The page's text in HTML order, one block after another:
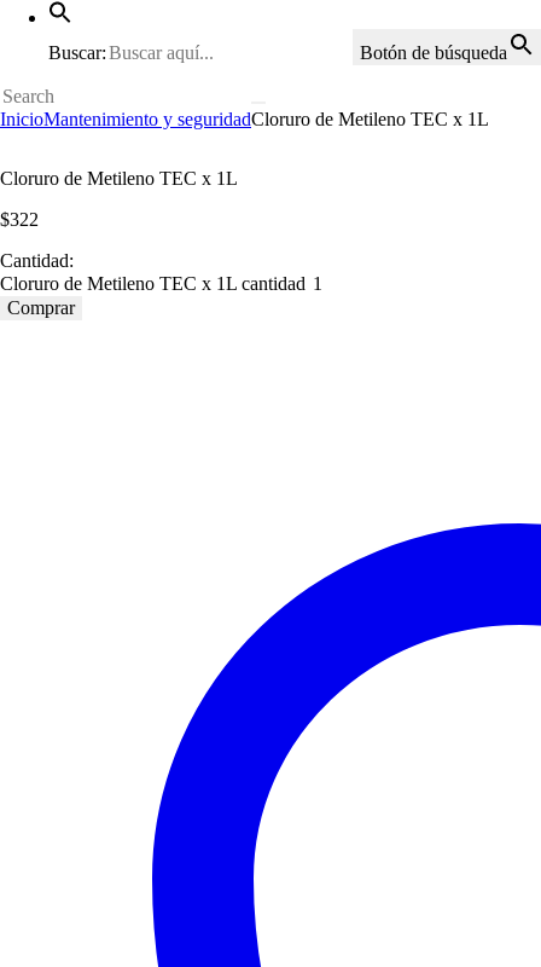
Buscar: Botón de búsqueda
InicioMantenimiento y seguridadCloruro de Metileno TEC x 1L
Cloruro de Metileno TEC x 1L
$322
Cantidad:
Cloruro de Metileno TEC x 1L cantidad
Comprar